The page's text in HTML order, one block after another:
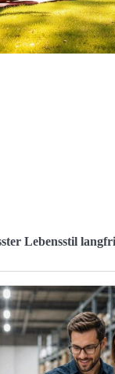
Lebensstil